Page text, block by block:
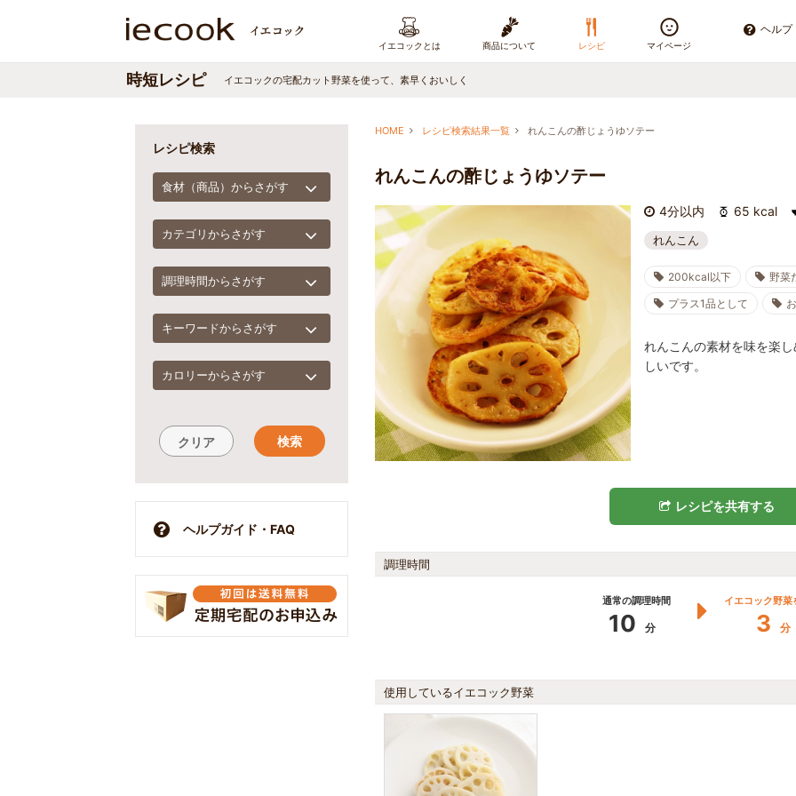
ヘルプ
イエコックとは 商品について レシピ マイページ
イエコックの宅配カット野菜を使って、素早くおいしく
時短レシピ
HOME レシピ検索結果一覧 れんこんの酢じょうゆソテー
れんこんの酢じょうゆソテー
4分以内 65 kcal
れんこん
200kcal以下
野菜
プラス1品として
れんこんの素材を味を楽
しいです。
レシピを共有する
調理時間
通常の調理時間
10 分
イエコック野菜
3 分
使用しているイエコック野菜
レシピ検索
食材（商品）からさがす
カテゴリからさがす
調理時間からさがす
キーワードからさがす
カロリーからさがす
クリア 検索
ヘルプガイド・FAQ